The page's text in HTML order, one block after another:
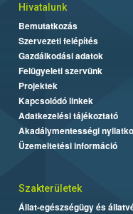
Hivatalunk
Bemutatkozás
Szervezeti felépítés
Gazdálkodási adatok
Felügyeleti szervünk
Projektek
Kapcsolódó linkek
Adatkezelési tájékoztató
Akadálymentességi
Üzemeltetési információ
Szakterületek
Állat-egészségügy és